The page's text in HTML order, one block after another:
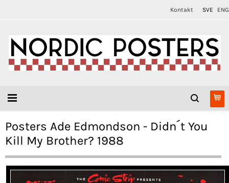
Kontakt SVE ENG
Posters Ade Edmondson - Didn´t You
Kill My Brother? 1988